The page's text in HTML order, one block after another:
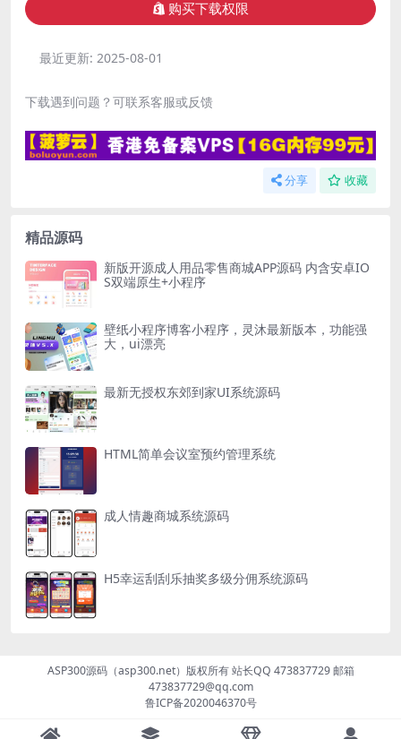
购买下载权限
最近更新: 2025-08-01
下载遇到问题？可联系客服或反馈
分享 收藏
精品源码
新版开源成人用品零售商城APP源码 内含安卓IO
S双端原生+小程序
壁纸小程序博客小程序，灵沐最新版本，功能强
大，ui漂亮
最新无授权东郊到家UI系统源码
HTML简单会议室预约管理系统
成人情趣商城系统源码
H5幸运刮刮乐抽奖多级分佣系统源码
ASP300源码（asp300.net）版权所有 站长QQ 473837729 邮箱
473837729@qq.com
鲁ICP备2020046370号